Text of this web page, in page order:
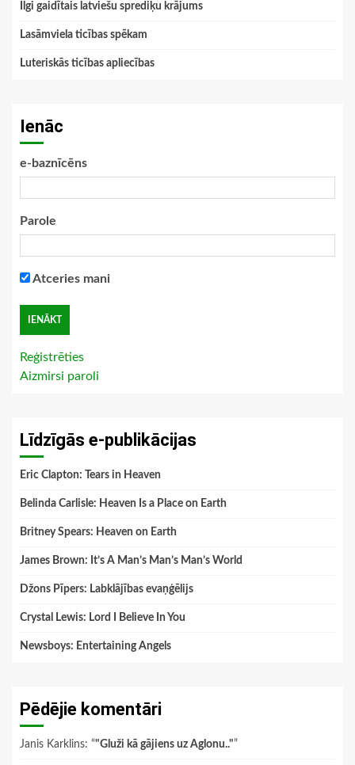
Ilgi gaidītais latviešu sprediķu krājums
Lasāmviela ticības spēkam
Luteriskās ticības apliecības
Ienāc
e-baznīcēns
Parole
Atceries mani
Reģistrēties
Aizmirsi paroli
Līdzīgās e-publikācijas
Eric Clapton: Tears in Heaven
Belinda Carlisle: Heaven Is a Place on Earth
Britney Spears: Heaven on Earth
James Brown: It’s A Man’s Man’s Man’s World
Džons Pīpers: Labklājības evaņģēlijs
Crystal Lewis: Lord I Believe In You
Newsboys: Entertaining Angels
Pēdējie komentāri
Janis Karklins: “"Gluži kā gājiens uz Aglonu.."”